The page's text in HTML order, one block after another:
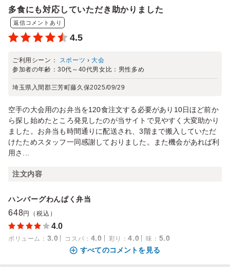
多食にも対応していただき助かりました
返信コメントあり
4.5
ご利用シーン： スポーツ ›大会
参加者の年齢：30代～40代男女比： 男性多め
埼玉県入間郡三芳町藤久保2025/09/29
空手の大会用のお弁当を120食注文する必要があり10日ほど前か
ら探し始めたところ発見したのが当サイトで見やすく大変助かり
ました。お弁当も時間通りに配送され、3階まで搬入していただ
けたためスタッフ一同感謝しておりました。また機会があれば利
用さ...
注文内容
ハンバーグわんぱく弁当
648円（税込）
4.0
ボリューム ： 3.0 コスパ ： 4.0 彩り ：4.0 味 ： 5.0
すべてのコメントを見る